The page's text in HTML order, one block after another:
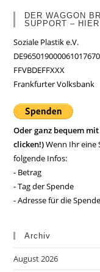
DER WAGGON
SUPPORT –
Soziale Plastik e.V.
FFVBDEFFXXX
Frankfurter Volksbank
Oder ganz bequem
clicken!)Wenn Ihr
folgende Infos:
- Betrag
- Tag der Spende
- Adresse für die
Archiv
August 2026